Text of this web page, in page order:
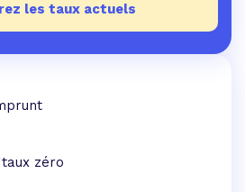
les taux actuels
zéro